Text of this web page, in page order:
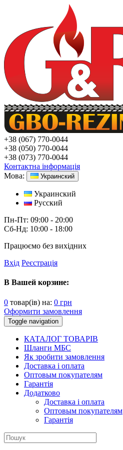
+38 (067) 770-0044
+38 (050) 770-0044
+38 (073) 770-0044
Контактна інформація
Мова:
Украинский
Украинский
Русский
Пн-Пт: 09:00 - 20:00
Сб-Нд: 10:00 - 18:00
Працюємо без вихідних
Вхід Реєстрація
В Вашей корзине:
0 товар(ів) на: 0 грн
Оформити замовлення
Toggle navigation
КАТАЛОГ ТОВАРІВ
Шланги МБС
Як зробити замовлення
Доставка і оплата
Оптовым покупателям
Гарантія
Додатково
Доставка і оплата
Оптовым покупателям
Гарантія